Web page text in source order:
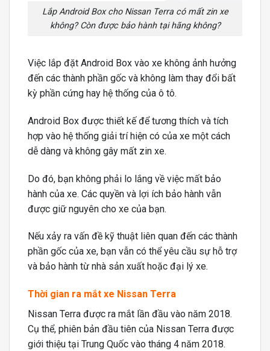
Lắp Android Box cho Nissan Terra có mất zin xe
không? Còn được bảo hành tại hãng không?
Việc lắp đặt Android Box vào xe không ảnh hưởng
đến các thành phần gốc và không làm thay đổi bất
kỳ phần cứng hay hệ thống của ô tô.
Android Box được thiết kế để tương thích và tích
hợp vào hệ thống giải trí hiện có của xe một cách
dễ dàng và không gây mất zin xe.
Do đó, bạn không phải lo lắng về việc mất bảo
hành của xe. Các quyền và lợi ích bảo hành vẫn
được giữ nguyên cho xe của bạn.
Nếu xảy ra vấn đề kỹ thuật liên quan đến các thành
phần gốc của xe, bạn vẫn có thể yêu cầu sự hỗ trợ
và bảo hành từ nhà sản xuất hoặc đại lý xe.
Thời gian ra mắt xe Nissan Terra
Nissan Terra được ra mắt lần đầu vào năm 2018.
Cụ thể, phiên bản đầu tiên của Nissan Terra được
giới thiệu tại Trung Quốc vào tháng 4 năm 2018.